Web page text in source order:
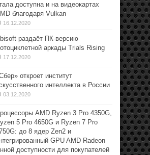
доступна и на видеокартах
благодаря Vulkan
16.12.2020
раздаёт ПК-версию
аркады Trials Rising
17.12.2020
откроет институт
интеллекта в России
03.12.2020
AMD Ryzen 3 Pro 4350G,
5 Pro 4650G и Ryzen 7 Pro
до 8 ядер Zen2 и
GPU AMD Radeon
доступности для покупателей